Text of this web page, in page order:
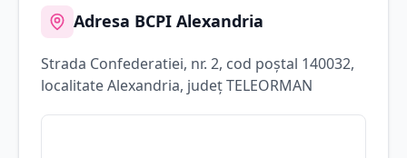
Adresa BCPI Alexandria
Strada Confederatiei, nr. 2, cod poștal 140032,
localitateAlexandria, județTELEORMAN